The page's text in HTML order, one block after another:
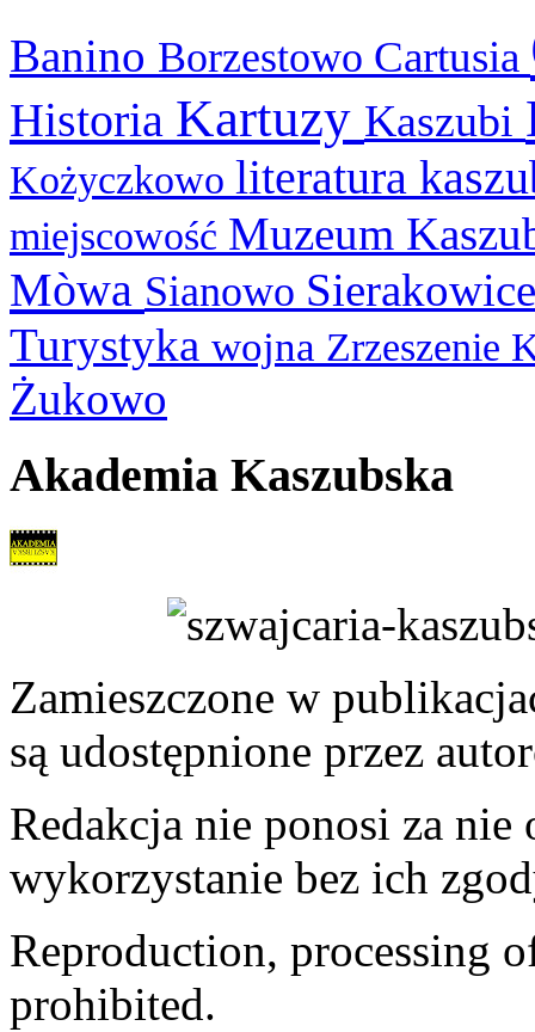
Banino Borzestowo Cartusia
Historia Kartuzy Kaszubi
Kożyczkowo literatura
miejscowość Muzeum
Mòwa Sianowo
Turystyka wojna Zrzeszenie
Żukowo
Akademia Kaszubska
Zamieszczone w
są udostępnione przez
Redakcja nie ponosi za
wykorzystanie bez ich
Reproduction, processing
prohibited.